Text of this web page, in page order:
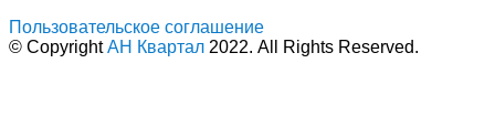
Пользовательское соглашение
© CopyrightАН Квартал 2022. All Rights Reserved.